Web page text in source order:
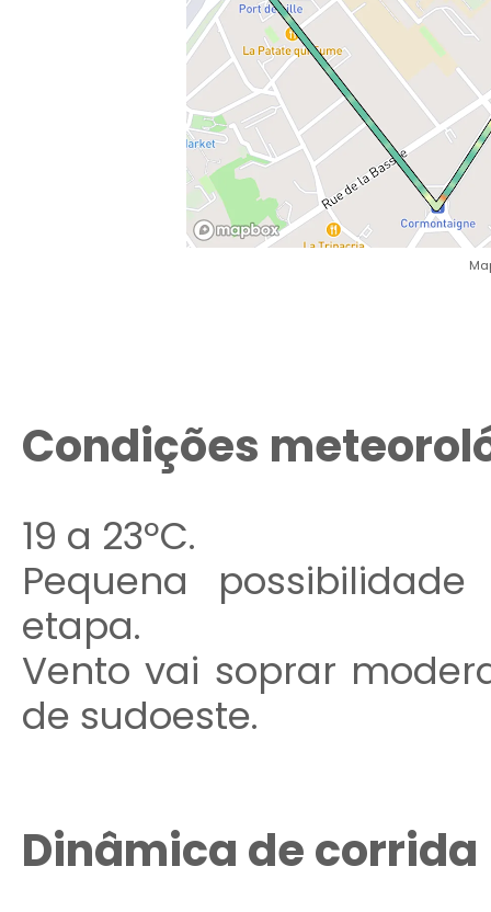
Condições
19 a 23ºC.
Pequena
etapa.
Vento vai soprar
de sudoeste.
Dinâmica de corrida